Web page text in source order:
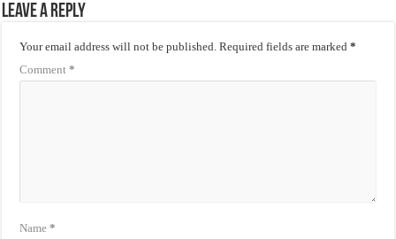
Leave a Reply
Your email address will not be published. Required fields are marked*
Comment*
Name*